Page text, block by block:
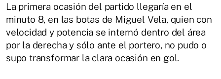
La primera ocasión del partido llegaría en el
minuto 8, en las botas de Miguel Vela, quien con
velocidad y potencia se internó dentro del área
por la derecha y sólo ante el portero, no pudo o
supo transformar la clara ocasión en gol.